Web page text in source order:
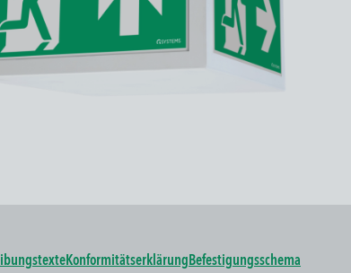
Konformitätserklärung Befestigungsschema